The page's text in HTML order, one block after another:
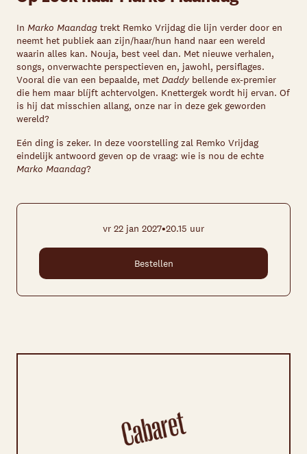
In Marko Maandag trekt Remko Vrijdag die lijn verder door en
neemt het publiek aan zijn/haar/hun hand naar een wereld
waarin alles kan. Nouja, best veel dan. Met nieuwe verhalen,
songs, onverwachte perspectieven en, jawohl, persiflages.
Vooral die van een bepaalde, met Daddy bellende ex-premier
die hem maar blíjft achtervolgen. Knettergek wordt hij ervan. Of
is hij dat misschien allang, onze nar in deze gek geworden
wereld?
Eén ding is zeker. In deze voorstelling zal Remko Vrijdag
eindelijk antwoord geven op de vraag: wie is nou de echte
Marko Maandag?
vr 22 jan 2027•20.15 uur
Bestellen